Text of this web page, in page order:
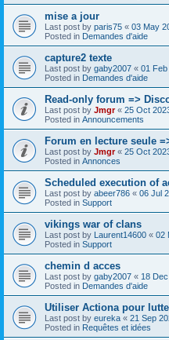
mise a jour
Last post by paris75 « 03 May
Posted in Demandes d'aide
capture2 texte
Last post by gaby2007 « 01 Feb
Posted in Demandes d'aide
Read-only forum =>
Last post by Jmgr« 25 Oct
Posted in Announcements
Forum en lecture seule
Last post by Jmgr« 25 Oct
Posted in Annonces
Scheduled execution of
Last post by abeer786 « 06 Jul
Posted in Support
vikings war of clans
Last post by Laurent14600 « 02
Posted in Support
chemin d acces
Last post by gaby2007 « 18
Posted in Demandes d'aide
Utiliser Actiona pour
Last post by eureka « 21 Sep
Posted in Requêtes et idées